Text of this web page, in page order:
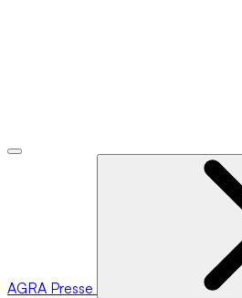
AGRA Presse